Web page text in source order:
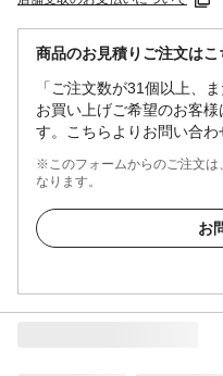
商品のお見積りご注文はこ
「ご注文数が31個以上、
お買い上げご希望のお客
す。こちらよりお問い合わ
※このフォームからのご注文は
なります。
お